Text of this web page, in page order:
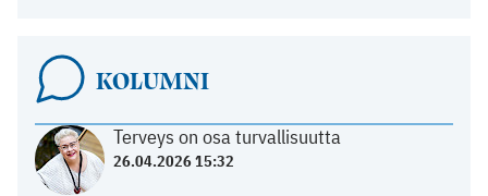
KOLUMNI
Terveys on osa turvallisuutta
26.04.2026 15:32